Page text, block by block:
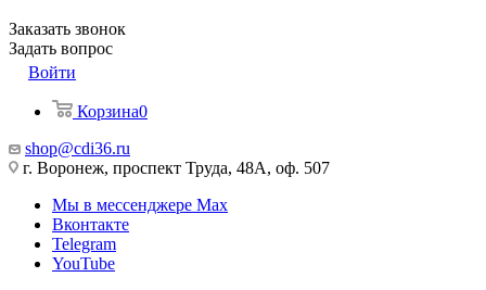
Заказать звонок
Задать вопрос
Войти
Корзина0
shop@cdi36.ru
г. Воронеж, проспект Труда, 48А, оф. 507
Мы в мессенджере Max
Вконтакте
Telegram
YouTube